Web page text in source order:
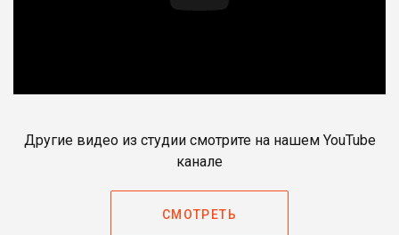
Другие видео из студии смотрите на нашем YouTube
канале
СМОТРЕТЬ